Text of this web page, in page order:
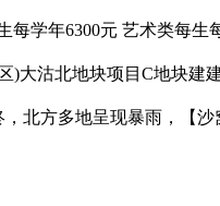
每学年6300元 艺术类每生
大沽北地块项目C地块建
北方多地呈现暴雨，【沙